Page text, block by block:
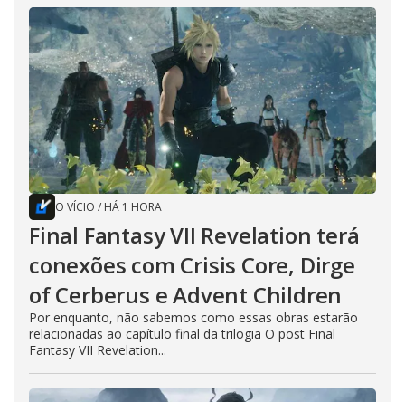
O VÍCIO / HÁ 1 HORA
Final Fantasy VII Revelation terá
conexões com Crisis Core, Dirge
of Cerberus e Advent Children
Por enquanto, não sabemos como essas obras estarão
relacionadas ao capítulo final da trilogia O post Final
Fantasy VII Revelation...